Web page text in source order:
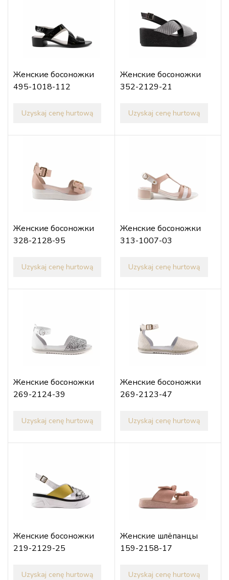
Женские босоножки
495-1018-112
Uzyskaj cenę hurtową
Женские босоножки
352-2129-21
Uzyskaj cenę hurtową
Женские босоножки
328-2128-95
Uzyskaj cenę hurtową
Женские босоножки
313-1007-03
Uzyskaj cenę hurtową
Женские босоножки
269-2124-39
Uzyskaj cenę hurtową
Женские босоножки
269-2123-47
Uzyskaj cenę hurtową
Женские босоножки
219-2129-25
Uzyskaj cenę hurtową
Женские шлёпанцы
159-2158-17
Uzyskaj cenę hurtową